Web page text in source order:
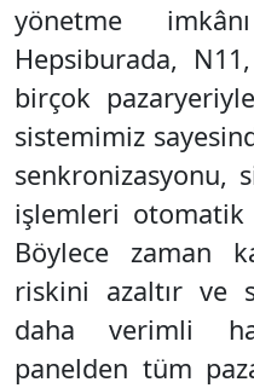
yönetme
Hepsiburada,
birçok
sistemimiz
senkronizasyonu,
işlemleri otomatik
Böylece zaman
riskini azaltır ve
daha verimli
panelden tüm